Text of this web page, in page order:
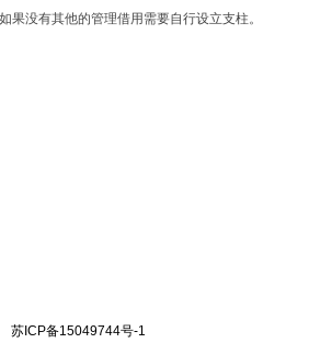
果没有其他的管理借用需要自行设立支柱。
苏ICP备15049744号-1